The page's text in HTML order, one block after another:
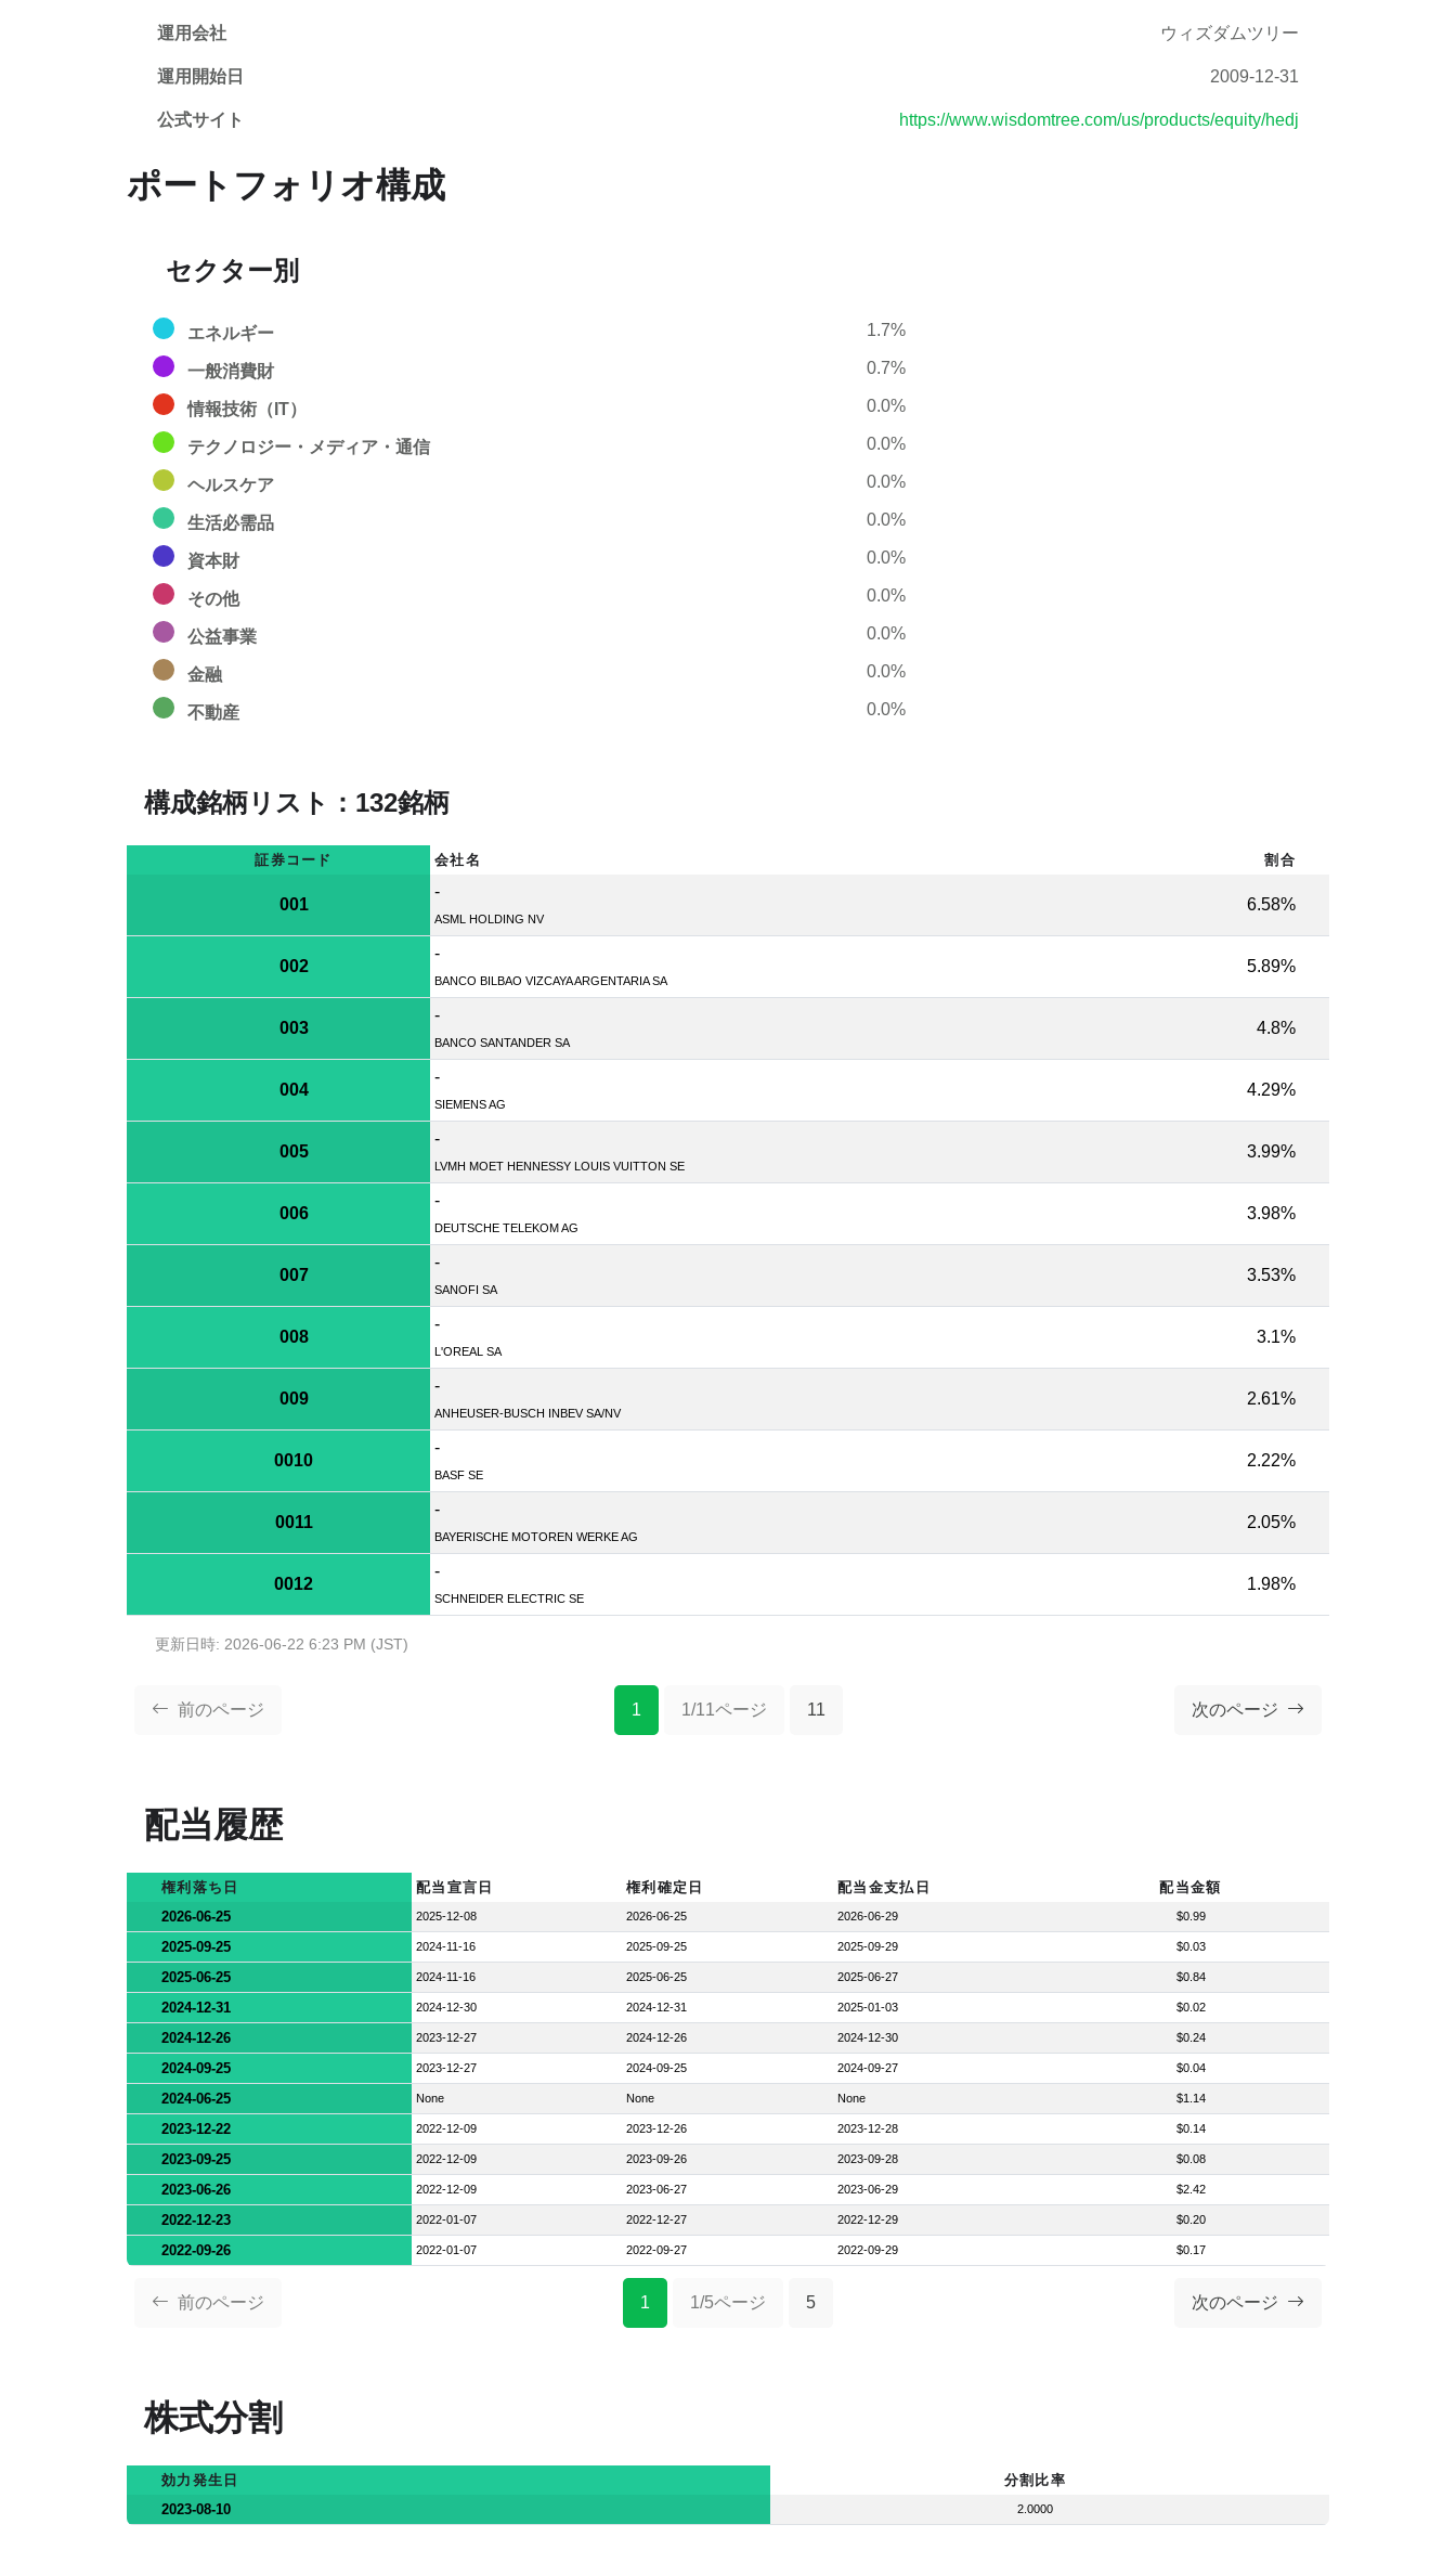
運用会社 ウィズダムツリー
運用開始日 2009-12-31
公式サイト https://www.wisdomtree.com/us/products/equity/hedj
ポートフォリオ構成
セクター別
エネルギー 1.7%
一般消費財 0.7%
情報技術（IT） 0.0%
テクノロジー・メディア・通信 0.0%
ヘルスケア 0.0%
生活必需品 0.0%
資本財 0.0%
その他 0.0%
公益事業 0.0%
金融 0.0%
不動産 0.0%
構成銘柄リスト：132銘柄
更新日時: 2026-06-22 6:23 PM (JST)
証券コード 会社名 割合
001
-
ASML HOLDING NV
6.58%
002
-
BANCO BILBAO VIZCAYA ARGENTARIA SA
5.89%
003
-
BANCO SANTANDER SA
4.8%
004
-
SIEMENS AG
4.29%
005
-
LVMH MOET HENNESSY LOUIS VUITTON SE
3.99%
006
-
DEUTSCHE TELEKOM AG
3.98%
007
-
SANOFI SA
3.53%
008
-
L'OREAL SA
3.1%
009
-
ANHEUSER-BUSCH INBEV SA/NV
2.61%
0010
-
BASF SE
2.22%
0011
-
BAYERISCHE MOTOREN WERKE AG
2.05%
0012
-
SCHNEIDER ELECTRIC SE
1.98%
前のページ 1 1/11ページ 11 次のページ
配当履歴
権利落ち日 配当宣言日 権利確定日 配当金支払日
配当金額
2026-06-25
2025-12-08 2026-06-25 2026-06-29 $0.99
2025-09-25 2024-11-16 2025-09-25 2025-09-29 $0.03
2025-06-25 2024-11-16 2025-06-25 2025-06-27 $0.84
2024-12-31 2024-12-30 2024-12-31 2025-01-03 $0.02
2024-12-26 2023-12-27 2024-12-26 2024-12-30 $0.24
2024-09-25 2023-12-27 2024-09-25 2024-09-27 $0.04
2024-06-25 None None None $1.14
2023-12-22 2022-12-09 2023-12-26 2023-12-28 $0.14
2023-09-25 2022-12-09 2023-09-26 2023-09-28 $0.08
2023-06-26 2022-12-09 2023-06-27 2023-06-29 $2.42
2022-12-23 2022-01-07 2022-12-27 2022-12-29 $0.20
2022-09-26 2022-01-07 2022-09-27 2022-09-29 $0.17
前のページ 1 1/5ページ 5 次のページ
株式分割
効力発生日
分割比率
2023-08-10
2.0000